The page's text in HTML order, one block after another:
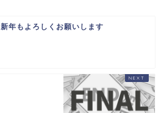
新年もよろしくお願いします